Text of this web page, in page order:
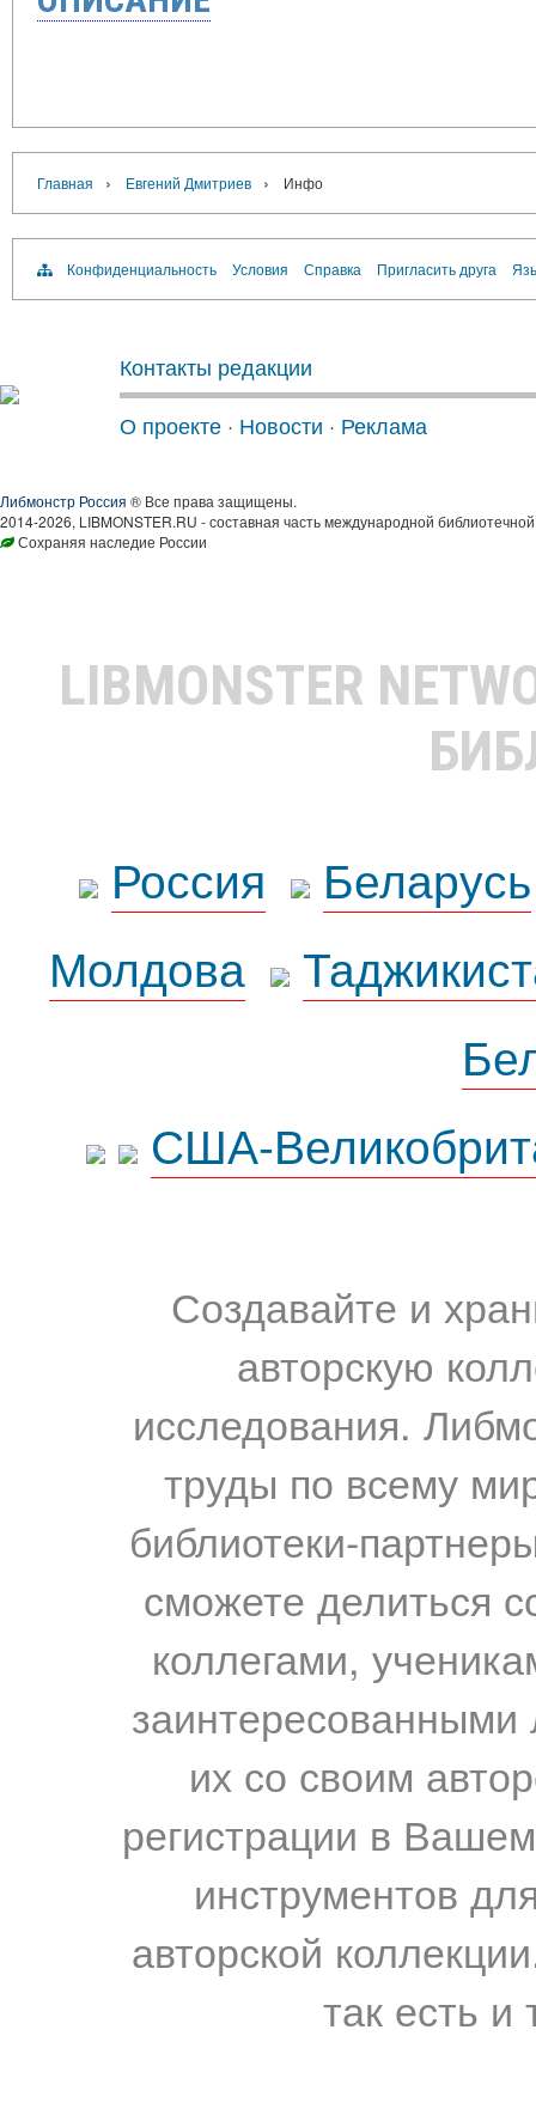
Главная › Евгений Дмитриев › Инфо
Конфиденциальность Условия Справка Пригласить друга
Контакты редакции
О проекте · Новости · Реклама
Либмонстр Россия ® Все права защищены.
2014-2026, LIBMONSTER.RU - составная часть международной
Сохраняя наследие России
LIBMONSTER
Россия
Беларусь
Молдова
США-
Создавайте и
авторскую
исследования.
труды по всему
библиотеки-
сможете делиться
коллегами,
их со своим
регистрации в
инструментов
авторской
так есть и